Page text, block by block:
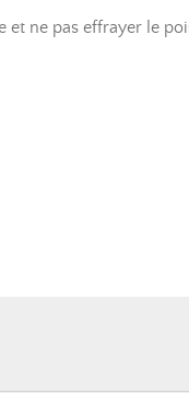
ne pas effrayer le